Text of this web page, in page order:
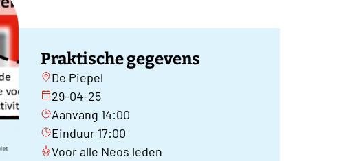
Praktische gegevens
De Piepel
29-04-25
Aanvang 14:00
Einduur 17:00
Voor alle Neos leden